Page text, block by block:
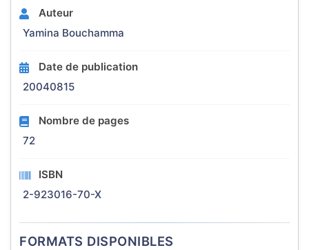
Auteur
Yamina Bouchamma
Date de publication
20040815
Nombre de pages
72
ISBN
2-923016-70-X
FORMATS DISPONIBLES